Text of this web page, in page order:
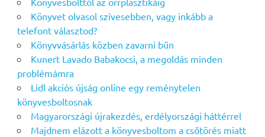
Könyvet olvasol szívesebben, vagy inkább a
telefont választod?
Könyvvásárlás közben zavarni bűn
Kunert Lavado Babakocsi, a megoldás minden
problémámra
Lidl akciós újság online egy reménytelen
könyvesboltosnak
Magyarországi újrakezdés, erdélyországi háttérrel
Majdnem elázott a könyvesboltom a csőtörés miatt